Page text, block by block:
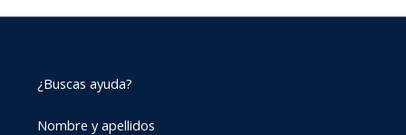
¿Buscas ayuda?
Nombre y apellidos